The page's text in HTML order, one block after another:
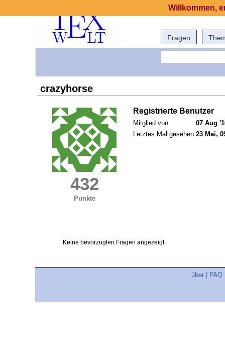
Fragen
crazyhorse
432
Punkte
Registrierte Benutzer
Mitglied von
07 Aug
Letztes Mal gesehen 23 Mai,
Keine bevorzugten Fragen angezeigt.
über FAQ
Willkommen,